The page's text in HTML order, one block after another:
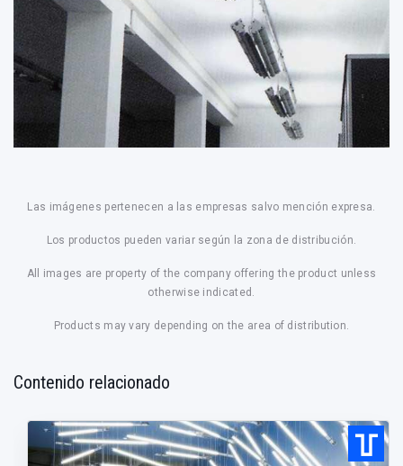
Las imágenes pertenecen a las empresas salvo mención expresa.
Los productos pueden variar según la zona de distribución.
All images are property of the company offering the product unless
otherwise indicated.
Products may vary depending on the area of distribution.
Contenido relacionado